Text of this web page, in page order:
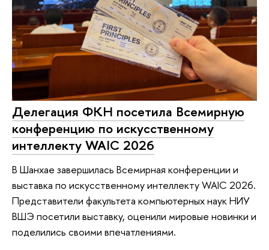
Делегация ФКН посетила Всемирную
конференцию по искусственному
интеллекту WAIC 2026
В Шанхае завершилась Всемирная конференции и
выставка по искусственному интеллекту WAIC 2026.
Представители факультета компьютерных наук НИУ
ВШЭ посетили выставку, оценили мировые новинки и
поделились своими впечатлениями.